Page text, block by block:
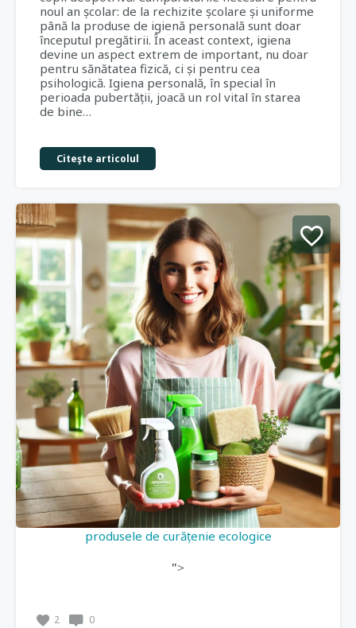
noul an școlar: de la rechizite școlare și uniforme
până la produse de igienă personală sunt doar
începutul pregătirii. În aceast context, igiena
devine un aspect extrem de important, nu doar
pentru sănătatea fizică, ci și pentru cea
psihologică. Igiena personală, în special în
perioada pubertății, joacă un rol vital în starea
de bine…
Citeşte articolul
produsele de curățenie ecologice
">
2 0